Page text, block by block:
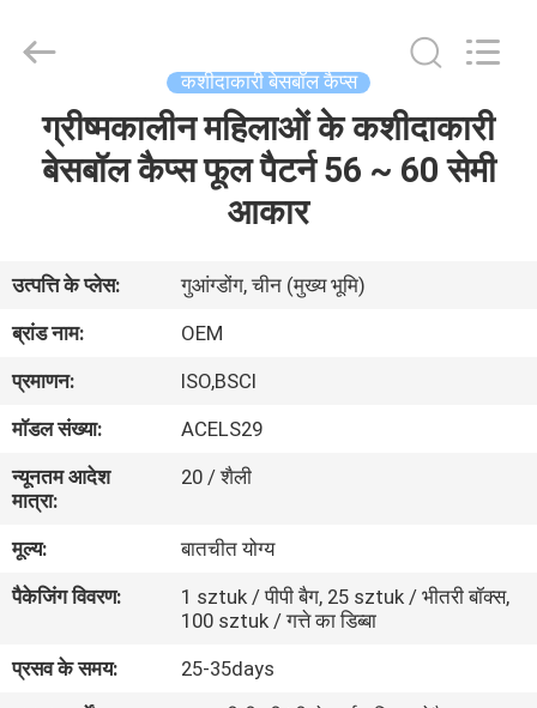
हमारे
बारे
में
कारखाना
भ्रमण
गुणवत्ता
नियंत्रण
संपर्क
Manufacturing
Reserved.
कशीदाकारी बेसबॉल कैप्स
ग्रीष्मकालीन महिलाओं के कशीदाकारी
बेसबॉल कैप्स फूल पैटर्न 56 ~ 60 सेमी
आकार
उत्पत्ति के प्लेस:
गुआंग्डोंग, चीन (मुख्य भूमि)
ब्रांड नाम:
OEM
प्रमाणन:
ISO,BSCI
मॉडल संख्या:
ACELS29
न्यूनतम आदेश
मात्रा:
20 / शैली
मूल्य:
बातचीत योग्य
पैकेजिंग विवरण:
1 sztuk / पीपी बैग, 25 sztuk / भीतरी बॉक्स,
100 sztuk / गत्ते का डिब्बा
प्रसव के समय:
25-35days